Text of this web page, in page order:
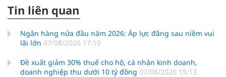
Tin liên quan
Ngân hàng nửa đầu năm 2026: Áp lực đằng sau niềm vui
lãi lớn 07/08/2026 17:10
Đề xuất giảm 30% thuế cho hộ, cá nhân kinh doanh,
doanh nghiệp thu dưới 10 tỷ đồng 07/08/2026 15:13